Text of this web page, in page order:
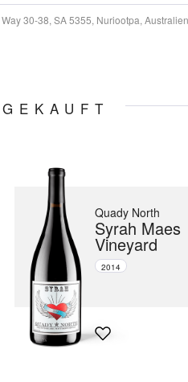
30-38, SA 5355, Nuriootpa, Australien
Quady North
Syrah Maes
Vineyard
2014